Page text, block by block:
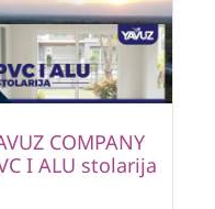
COMPANY
I ALU stolarija